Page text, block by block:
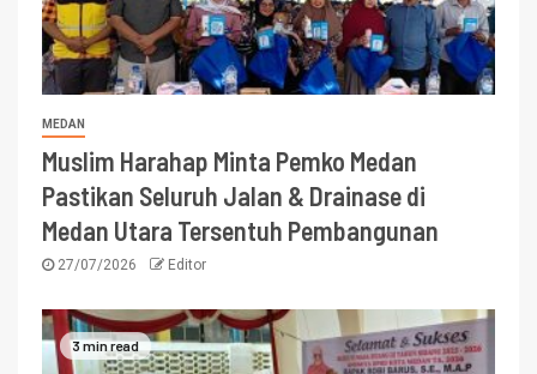
MEDAN
Muslim Harahap Minta Pemko Medan
Pastikan Seluruh Jalan & Drainase di
Medan Utara Tersentuh Pembangunan
27/07/2026 Editor
3 min read